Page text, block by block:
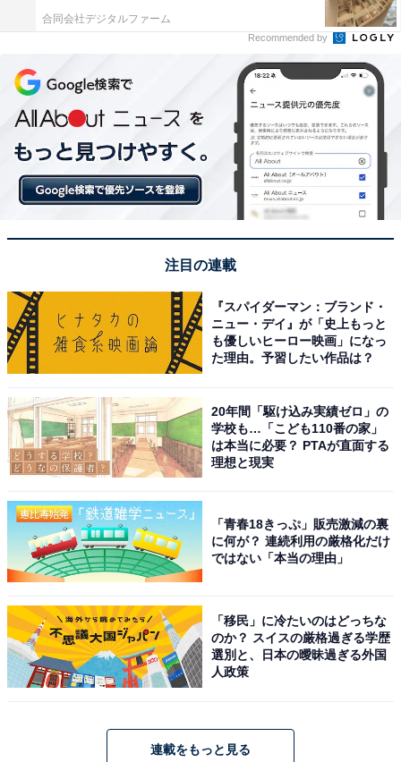
クーポンは国内宿泊のほか、遊び・体験や楽パックな
ど、さまざまな旅行商品で利用可能。エントリーをして
対象サービスを利用することで最大5000ポイントが当た
るキャンペーンも開催しています。賢く旅の計画を立て
て、お得に旅行を楽しみましょう。
楽天トラベルでキャンペーンにエントリーする
※掲載されている情報は記事公開時のものです。あらか
じめご了承ください。また、記事中の宿泊プランを予約
すると、売上の一部がオールアバウトに還元されること
この記事の執筆者： All About ニュース お買
いもの部
Amazonのセール商品から売れ筋ランキングまで、毎日のお買いも
のがもっと楽しく、もっとお得になる情報をお届け。編集部員によ
る独自レビューなど、ここでしか手に入らない情報も満載です。
...続きを読む
【原鶴温泉の人気ホテル】「原鶴温泉 旅館
佐藤荘」が選ばれる理由
【楽天トラベル売れ筋1位】三重県「伊勢志摩の
絶景 鳥羽グランドホテル」は鳥羽湾を一望する
合同会社デジタルファーム
Recommended by
注目の連載
『スパイダーマン：ブランド・
ニュー・デイ』が「史上もっと
も優しいヒーロー映画」になっ
た理由。予習したい作品は？
20年間「駆け込み実績ゼロ」の
学校も…「こども110番の家」
は本当に必要？ PTAが直面する
理想と現実
「青春18きっぷ」販売激減の裏
に何が？ 連続利用の厳格化だけ
ではない「本当の理由」
「移民」に冷たいのはどっちな
のか？ スイスの厳格過ぎる学歴
選別と、日本の曖昧過ぎる外国
人政策
連載をもっと見る